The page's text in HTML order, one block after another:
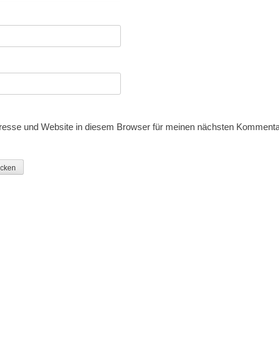
und Website in diesem Browser für meinen nächsten